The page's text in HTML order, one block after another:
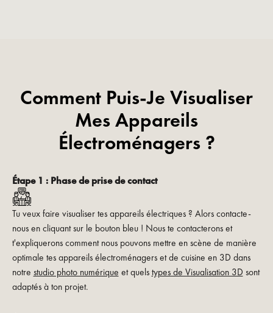
Comment Puis-Je Visualiser
Mes Appareils
Électroménagers ?
Étape 1 : Phase de prise de contact
Tu veux faire visualiser tes appareils électriques ? Alors contacte-
nous en cliquant sur le bouton bleu ! Nous te contacterons et
t'expliquerons comment nous pouvons mettre en scène de manière
optimale tes appareils électroménagers et de cuisine en 3D dans
notre studio photo numérique et quels types de Visualisation 3D sont
adaptés à ton projet.